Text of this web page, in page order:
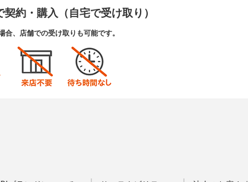
約・購入（自宅で受け取り）
合、店舗での受け取りも可能です。